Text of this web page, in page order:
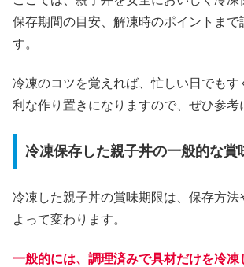
保存期間の目安、解凍時のポイントまで
す。
冷凍のコツを覚えれば、忙しい日でもす
利な作り置きになりますので、ぜひ参考
冷凍保存した親子丼の一般的な賞
冷凍した親子丼の賞味期限は、保存方法
よって変わります。
一般的には、調理済みで具材だけを冷凍